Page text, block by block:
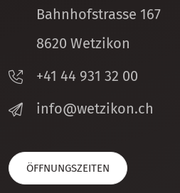
Bahnhofstrasse 167
8620 Wetzikon
+41 44 931 32 00
nf
w tz k n ch
ÖFFNUNGSZEITEN